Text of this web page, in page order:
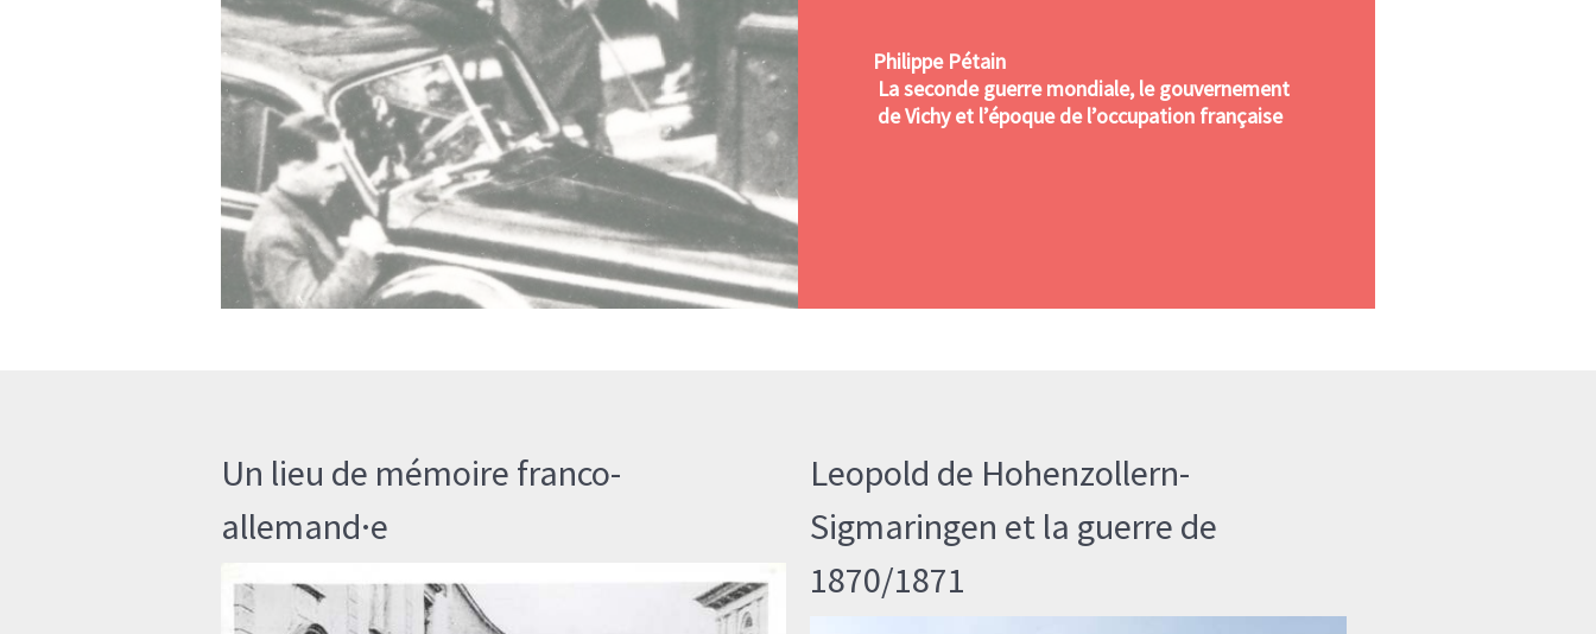
Philippe Pétain
La seconde guerre mondiale, le gouvernement
de Vichy et l’époque de l’occupation française
Un lieu de mémoire franco-
allemand·e
Leopold de Hohenzollern-
Sigmaringen et la guerre de
1870/1871